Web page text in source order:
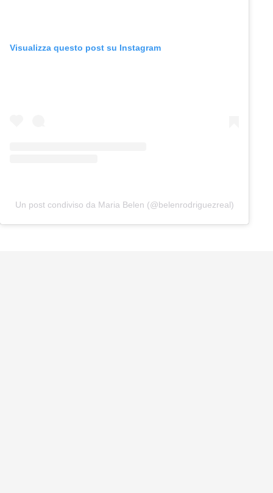
Visualizza questo post su Instagram
Un post condiviso da Maria Belen (@belenrodriguezreal)